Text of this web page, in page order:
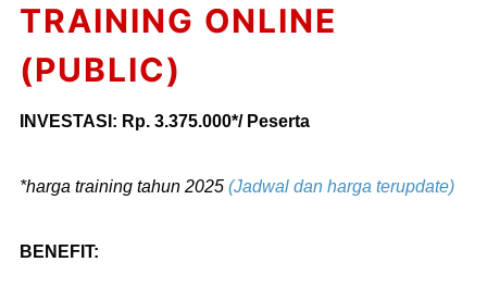
TRAINING ONLINE
(PUBLIC)
INVESTASI: Rp. 3.375.000*/ Peserta
*harga training tahun 2025 (Jadwal dan harga terupdate)
BENEFIT: